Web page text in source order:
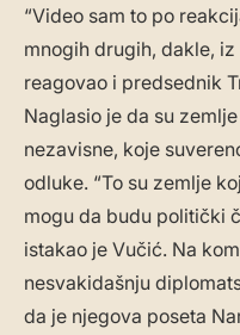
“Video sam to po
mnogih drugih, dakle,
reagovao i predsednik
Naglasio je da su
nezavisne, koje
odluke. “To su zemlje
mogu da budu politički
istakao je Vučić. Na
nesvakidašnju
da je njegova poseta